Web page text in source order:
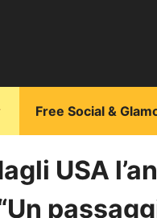
Free Social &
USA